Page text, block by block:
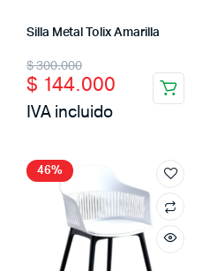
Silla Metal Tolix Amarilla
$300.000
Original
price
was:
$ 300.000.
$ 144.000
Current
price
is:
$ 144.000.
IVA incluido
46%